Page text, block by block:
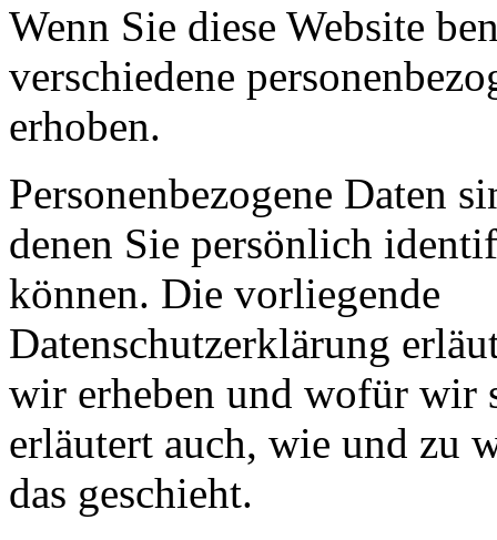
Wenn Sie diese Website
verschiedene
erhoben.
Personenbezogene Daten
denen Sie persönlich
können. Die vorliegende
Datenschutzerklärung
wir erheben und wofür wir
erläutert auch, wie und zu
das geschieht.